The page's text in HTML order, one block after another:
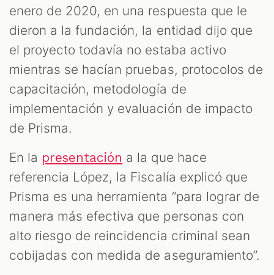
enero de 2020, en una respuesta que le
dieron a la fundación, la entidad dijo que
el proyecto todavía no estaba activo
mientras se hacían pruebas, protocolos de
capacitación, metodología de
implementación y evaluación de impacto
de Prisma.
En la presentación a la que hace
referencia López, la Fiscalía explicó que
Prisma es una herramienta “para lograr de
manera más efectiva que personas con
alto riesgo de reincidencia criminal sean
cobijadas con medida de aseguramiento”.